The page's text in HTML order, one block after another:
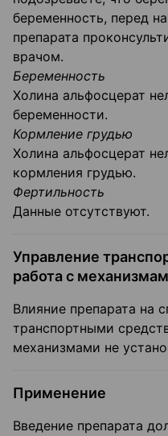
беременность, перед
препарата
врачом.
Беременность
Холина альфосцерат
беременности.
Кормление грудью
Холина альфосцерат
кормления грудью.
Фертильность
Данные отсутствуют.
Управление
работа с
Влияние препарата на
транспортными
механизмами не
Применение
Введение препарата